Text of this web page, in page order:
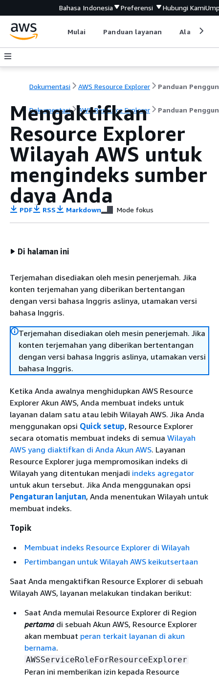
Bahasa Indonesia Preferensi Hubungi Kami
Mulai Panduan layanan Alat
Dokumentasi AWS Resource Explorer Panduan
Dokumentasi AWS Resource Explorer Panduan
Mengaktifkan
Resource Explorer
Wilayah AWS untuk
mengindeks sumber
daya Anda
PDF RSS Markdown Mode fokus
Di halaman ini
Terjemahan disediakan oleh mesin penerjemah. Jika
konten terjemahan yang diberikan bertentangan
dengan versi bahasa Inggris aslinya, utamakan versi
bahasa Inggris.
Terjemahan disediakan oleh mesin penerjemah. Jika
konten terjemahan yang diberikan bertentangan
dengan versi bahasa Inggris aslinya, utamakan versi
bahasa Inggris.
Ketika Anda awalnya menghidupkan AWS Resource
Explorer Akun AWS, Anda membuat indeks untuk
layanan dalam satu atau lebih Wilayah AWS. Jika Anda
menggunakan opsi Quick setup, Resource Explorer
secara otomatis membuat indeks di semua Wilayah
AWS yang diaktifkan di Anda Akun AWS. Layanan
Resource Explorer juga mempromosikan indeks di
Wilayah yang ditentukan menjadi indeks agregator
untuk akun tersebut. Jika Anda menggunakan opsi
Pengaturan lanjutan, Anda menentukan Wilayah untuk
membuat indeks.
Topik
Membuat indeks Resource Explorer di Wilayah
Pertimbangan untuk Wilayah AWS keikutsertaan
Saat Anda mengaktifkan Resource Explorer di sebuah
Wilayah AWS, layanan melakukan tindakan berikut:
Saat Anda memulai Resource Explorer di Region
pertama di sebuah Akun AWS, Resource Explorer
akan membuat peran terkait layanan di akun
bernama.
AWSServiceRoleForResourceExplorer
Peran ini memberikan izin kepada Resource